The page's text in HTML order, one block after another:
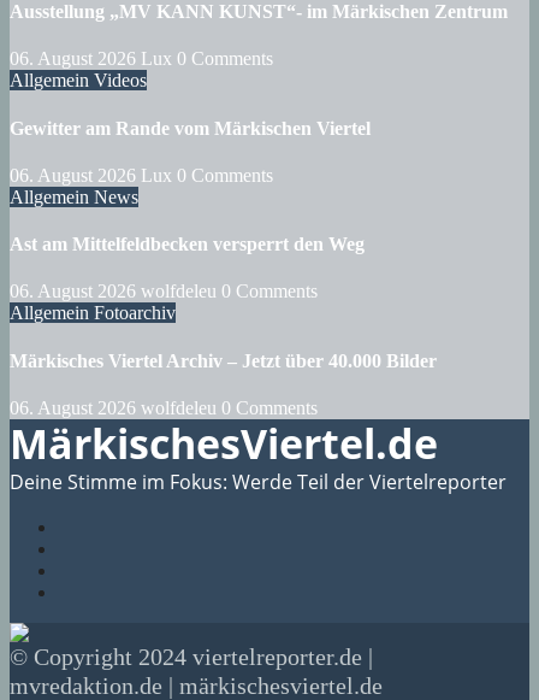
Ausstellung „MV KANN KUNST“- im Märkischen Zentrum
06. August 2026 Lux 0 Comments
Allgemein Videos
Gewitter am Rande vom Märkischen Viertel
06. August 2026 Lux 0 Comments
Allgemein News
Ast am Mittelfeldbecken versperrt den Weg
06. August 2026 wolfdeleu 0 Comments
Allgemein Fotoarchiv
Märkisches Viertel Archiv – Jetzt über 40.000 Bilder
06. August 2026 wolfdeleu 0 Comments
MärkischesViertel.de
Deine Stimme im Fokus: Werde Teil der Viertelreporter
© Copyright 2024 viertelreporter.de |
mvredaktion.de | märkischesviertel.de